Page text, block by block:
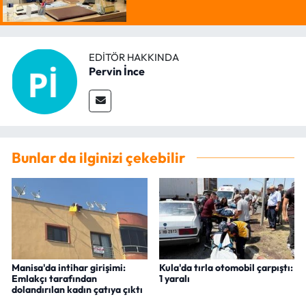
EDITÖR HAKKINDA
Pervin İnce
Bunlar da ilginizi çekebilir
Manisa'da intihar girişimi:
Emlakçı tarafından
dolandırılan kadın çatıya çıktı
Kula'da tırla otomobil çarpıştı:
1 yaralı